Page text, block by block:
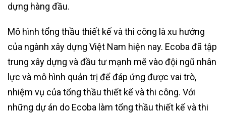
dựng hàng đầu.
Mô hình tổng thầu thiết kế và thi công là xu hướng
của ngành xây dựng Việt Nam hiện nay. Ecoba đã tập
trung xây dựng và đầu tư mạnh mẽ vào đội ngũ nhân
lực và mô hình quản trị để đáp ứng được vai trò,
nhiệm vụ của tổng thầu thiết kế và thi công. Với
những dự án do Ecoba làm tổng thầu thiết kế và thi